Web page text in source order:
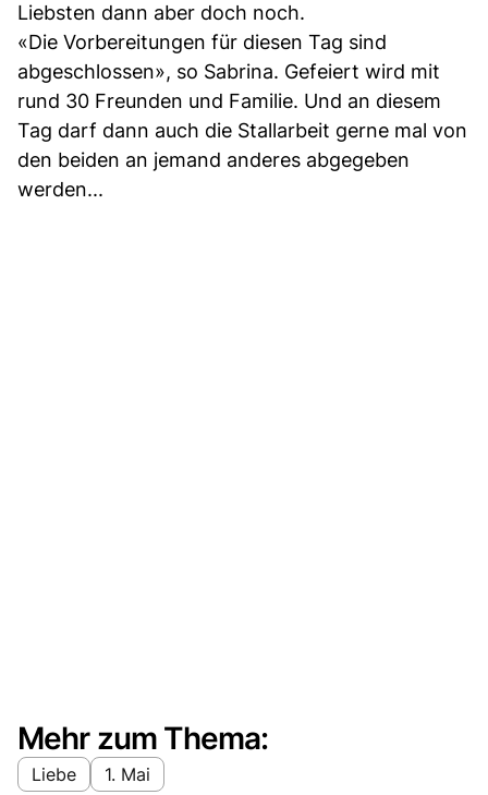
Liebsten dann aber doch noch.
«Die Vorbereitungen für diesen Tag sind
abgeschlossen», so Sabrina. Gefeiert wird mit
rund 30 Freunden und Familie. Und an diesem
Tag darf dann auch die Stallarbeit gerne mal von
den beiden an jemand anderes abgegeben
werden...
Mehr zum Thema:
Liebe 1. Mai